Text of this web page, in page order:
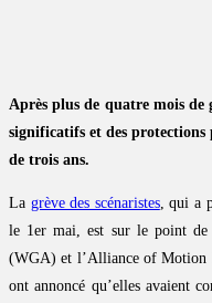
Après plus de quatre mois de
significatifs et des
de trois ans.
La grève des scénaristes, qui a
le 1er mai, est sur le point
(WGA) et l’Alliance of Motion
ont annoncé qu’elles avaient